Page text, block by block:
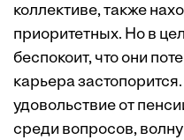
коллективе, также
приоритетных. Но в
беспокоит, что они
карьера
удовольствие от
среди вопросов,